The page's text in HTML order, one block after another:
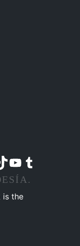
Instagram
de LinkedIn
cuenta de TikTok
Visita nuestro canal de YouTube
Visita nuestra cuenta de Tumblr
is the